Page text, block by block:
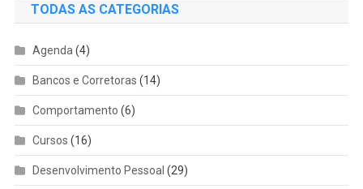
TODAS AS CATEGORIAS
Agenda (4)
Bancos e Corretoras (14)
Comportamento (6)
Cursos (16)
Desenvolvimento Pessoal (29)